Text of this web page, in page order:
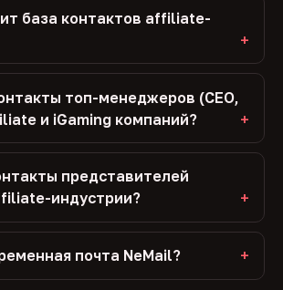
база контактов affiliate-
топ-менеджеров (CEO,
и iGaming компаний?
представителей
индустрии?
почта NeMail?